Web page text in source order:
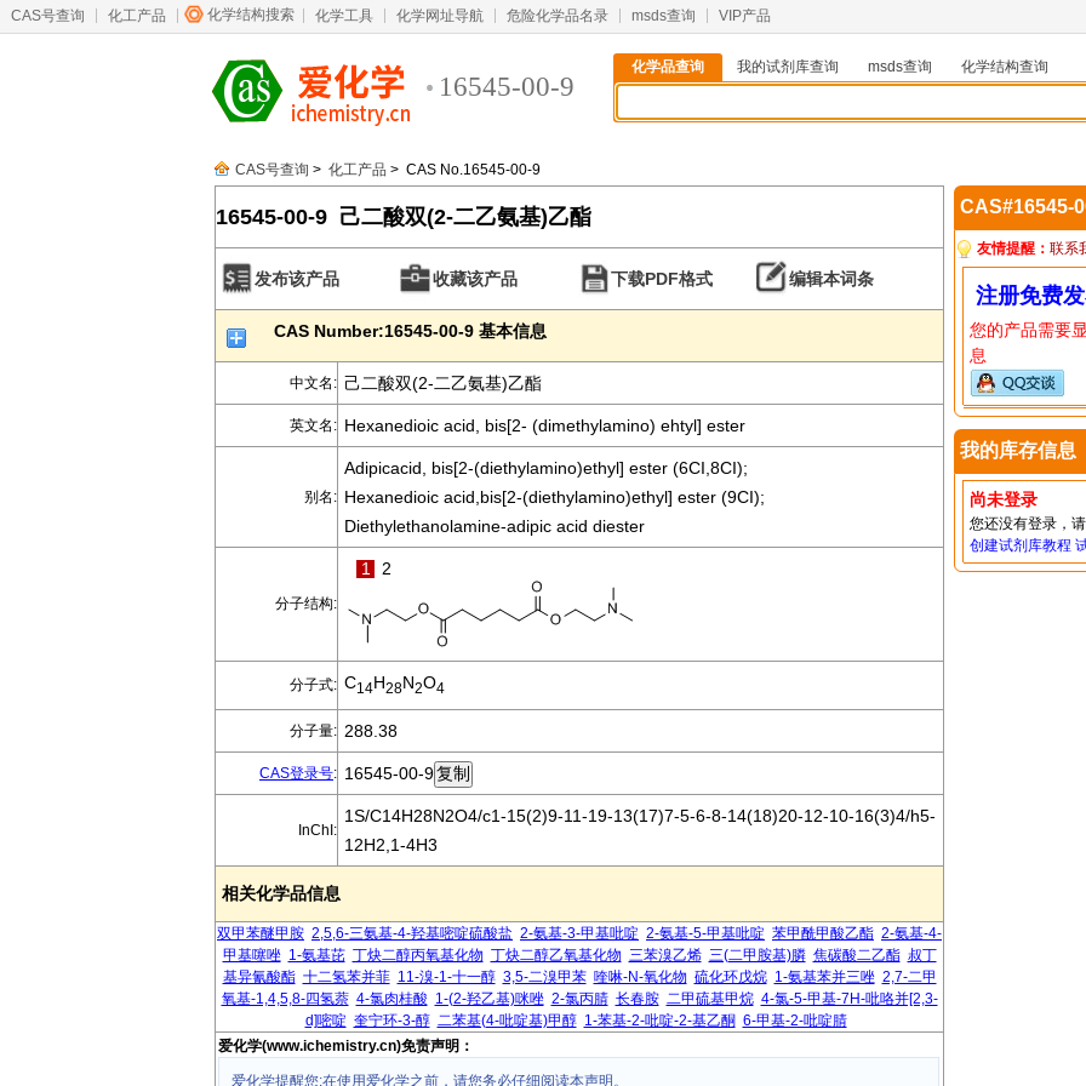
CAS号查询 化工产品 化学结构搜索 化学工具 化学网址导航 危险化学品名录 msds查询 VIP产品
16545-00-9
化学品查询 我的试剂库查询 msds查询
化学结构查询
CAS号查询 > 化工产品 > CAS No.16545-00-9
16545-00-9 己二酸双(2-二乙氨基)乙酯
发布该产品 收藏该产品 下载PDF格式 编辑本词条
CAS Number:16545-00-9 基本信息
中文名: 己二酸双(2-二乙氨基)乙酯
英文名: Hexanedioic acid, bis[2- (dimethylamino) ehtyl] ester
别名:
Adipicacid, bis[2-(diethylamino)ethyl] ester (6CI,8CI);
Hexanedioic acid,bis[2-(diethylamino)ethyl] ester (9CI);
Diethylethanolamine-adipic acid diester
分子结构:
1 2
分子式: C14H28N2O4
分子量: 288.38
CAS登录号: 16545-00-9
InChI:
1S/C14H28N2O4/c1-15(2)9-11-19-13(17)7-5-6-8-14(18)20-12-10-16(3)4/h5-
12H2,1-4H3
相关化学品信息
双甲苯醚甲胺 2,5,6-三氨基-4-羟基嘧啶硫酸盐 2-氨基-3-甲基吡啶 2-氨基-5-甲基吡啶 苯甲酰甲酸乙酯 2-氨基-4-
甲基噻唑 1-氨基芘 丁炔二醇丙氧基化物 丁炔二醇乙氧基化物 三苯溴乙烯 三(二甲胺基)膦 焦碳酸二乙酯 叔丁
基异氰酸酯 十二氢苯并菲 11-溴-1-十一醇 3,5-二溴甲苯 喹啉-N-氧化物 硫化环戊烷 1-氨基苯并三唑 2,7-二甲
氧基-1,4,5,8-四氢萘 4-氯肉桂酸 1-(2-羟乙基)咪唑 2-氯丙腈 长春胺 二甲硫基甲烷 4-氯-5-甲基-7H-吡咯并[2,3-
d]嘧啶 奎宁环-3-醇 二苯基(4-吡啶基)甲醇 1-苯基-2-吡啶-2-基乙酮 6-甲基-2-吡啶腈
爱化学(www.ichemistry.cn)免责声明：
爱化学提醒您:在使用爱化学之前，请您务必仔细阅读本声明。
CAS#16545-
友情提醒： 联系
注册免费
您的产品需要
息
我的库存信息
尚未登录
您还没有登录，
创建试剂库教程